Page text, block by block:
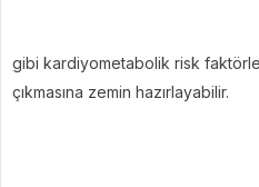
gibi kardiyometabolik risk
çıkmasına zemin hazırlayabilir.